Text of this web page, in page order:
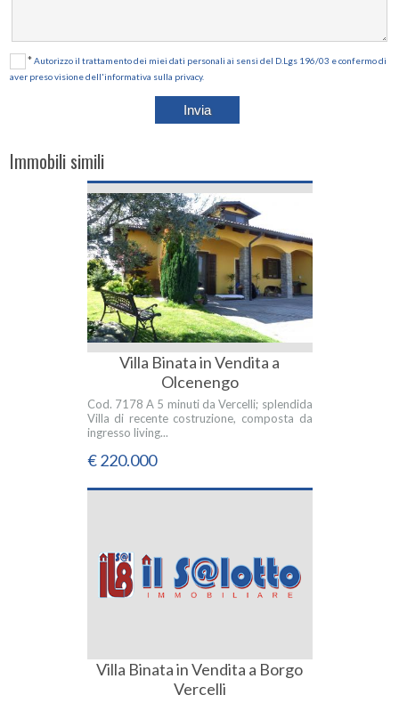
*Autorizzo il trattamento dei miei dati personali ai sensi del D.Lgs 196/03 e confermo di
aver preso visione dell'informativa sulla privacy.
Immobili simili
Villa Binata in Vendita a
Olcenengo
Cod. 7178 A 5 minuti da Vercelli; splendida
Villa di recente costruzione, composta da
ingresso living...
€ 220.000
Villa Binata in Vendita a Borgo
Vercelli